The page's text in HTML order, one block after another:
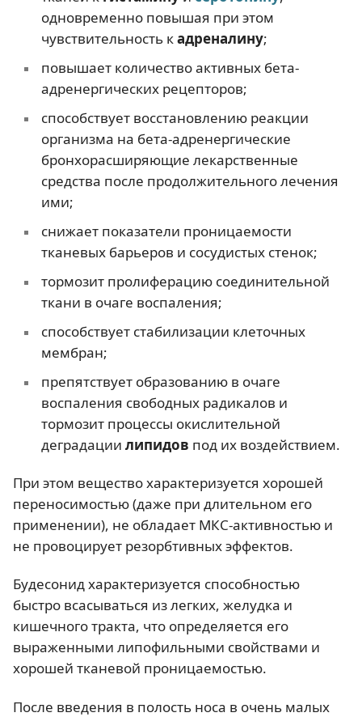
одновременно повышая при этом
чувствительность кадреналину;
повышает количество активных бета-
адренергических рецепторов;
способствует восстановлению реакции
организма на бета-адренергические
бронхорасширяющие лекарственные
средства после продолжительного лечения
ими;
снижает показатели проницаемости
тканевых барьеров и сосудистых стенок;
тормозит пролиферацию соединительной
ткани в очаге воспаления;
способствует стабилизации клеточных
мембран;
препятствует образованию в очаге
воспаления свободных радикалов и
тормозит процессы окислительной
деградации липидов под их воздействием.
При этом вещество характеризуется хорошей
переносимостью (даже при длительном его
применении), не обладает МКС-активностью и
не провоцирует резорбтивных эффектов.
Будесонид характеризуется способностью
быстро всасываться из легких, желудка и
кишечного тракта, что определяется его
выраженными липофильными свойствами и
хорошей тканевой проницаемостью.
После введения в полость носа в очень малых